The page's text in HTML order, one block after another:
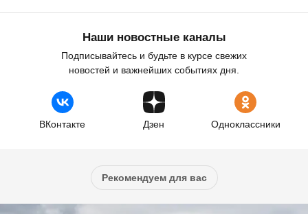
Наши новостные каналы
Подписывайтесь и будьте в курсе свежих
новостей и важнейших событиях дня.
ВКонтакте Дзен Одноклассники
Рекомендуем для вас